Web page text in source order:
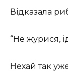
Відказала
“Не журися,
Нехай так